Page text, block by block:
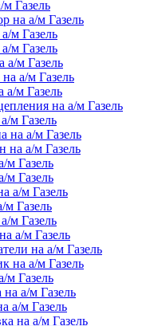
Газель
на а/м Газель
м Газель
м Газель
а/м Газель
а/м Газель
а/м Газель
на а/м Газель
м Газель
на а/м Газель
на а/м Газель
м Газель
м Газель
а/м Газель
м Газель
м Газель
а/м Газель
на а/м Газель
на а/м Газель
м Газель
а/м Газель
а/м Газель
на а/м Газель